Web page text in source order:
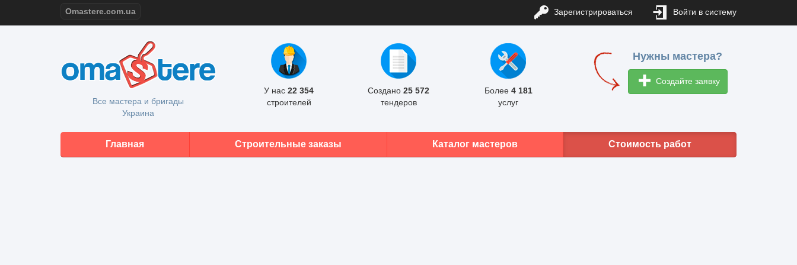
Omastere.com.ua Зарегистрироваться Войти в систему
Все мастера и бригады
Украина
У нас 22 354
строителей
Создано 25 572
тендеров
Более 4 181
услуг
Нужны мастера?
Создайте заявку
Главная Строительные заказы Каталог мастеров Стоимость работ